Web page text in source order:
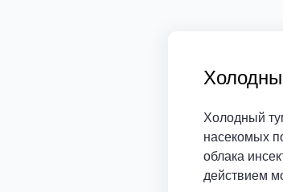
Холодный
насекомых
облака
действием